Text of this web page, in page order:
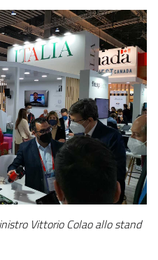
Vittorio Colao allo stand